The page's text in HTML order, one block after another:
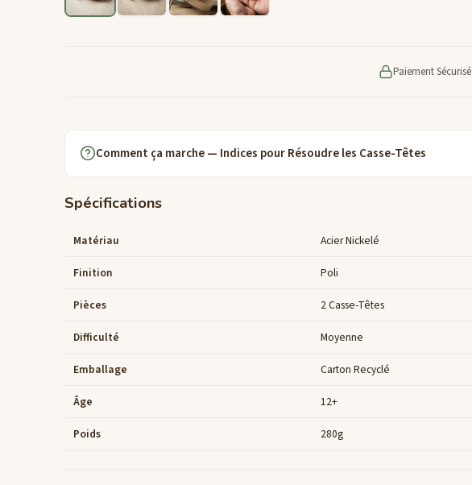
Paiement Sécurisé
Comment ça marche — Indices pour Résoudre les Casse-Têtes
Spécifications
Matériau Acier Nickelé
Finition Poli
Pièces 2 Casse-Têtes
Difficulté Moyenne
Emballage Carton Recyclé
Âge 12+
Poids 280g